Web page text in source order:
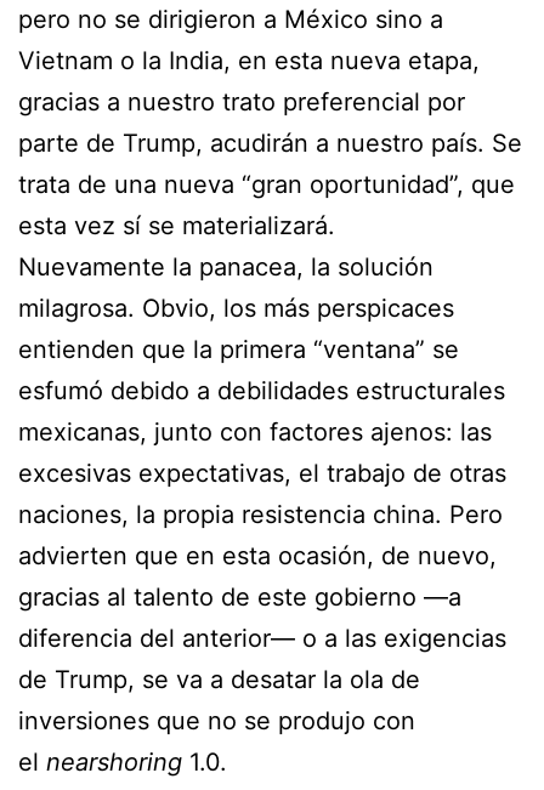
pero no se dirigieron a México sino a
Vietnam o la India, en esta nueva etapa,
gracias a nuestro trato preferencial por
parte de Trump, acudirán a nuestro país. Se
trata de una nueva “gran oportunidad”, que
esta vez sí se materializará.
Nuevamente la panacea, la solución
milagrosa. Obvio, los más perspicaces
entienden que la primera “ventana” se
esfumó debido a debilidades estructurales
mexicanas, junto con factores ajenos: las
excesivas expectativas, el trabajo de otras
naciones, la propia resistencia china. Pero
advierten que en esta ocasión, de nuevo,
gracias al talento de este gobierno —a
diferencia del anterior— o a las exigencias
de Trump, se va a desatar la ola de
inversiones que no se produjo con
el nearshoring 1.0.